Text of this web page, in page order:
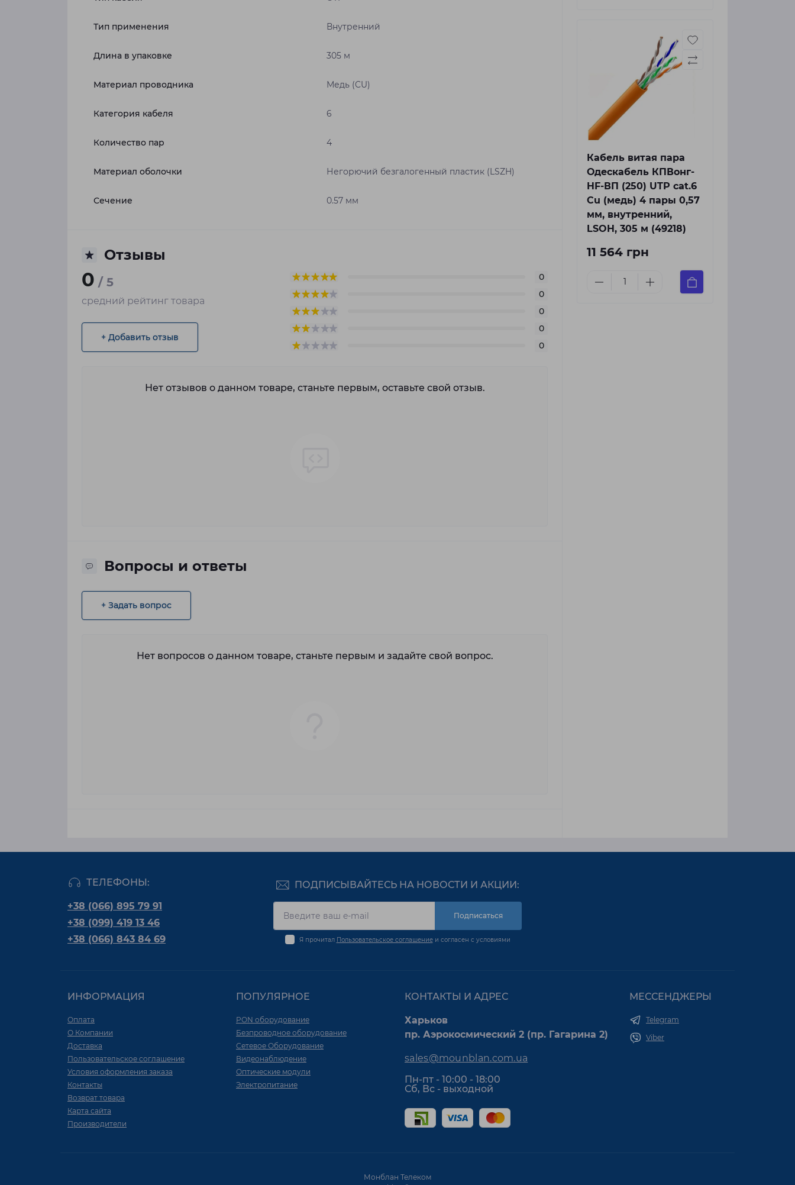
Тип применения Внутренний
Длина в упаковке 305 м
Материал проводника Медь (CU)
Категория кабеля 6
Количество пар 4
Материал оболочки Негорючий безгалогенный пластик (LSZH)
Сечение 0.57 мм
Отзывы
0 / 5
средний рейтинг товара
+ Добавить отзыв
0
0
0
0
0
Нет отзывов о данном товаре, станьте первым, оставьте свой отзыв.
Вопросы и ответы
+ Задать вопрос
Нет вопросов о данном товаре, станьте первым и задайте свой вопрос.
Кабель витая пара
Одескабель КПВонг-
HF-ВП (250) UTP cat.6
Cu (медь) 4 пары 0,57
мм, внутренний,
LSOH, 305 м (49218)
11 564 грн
ТЕЛЕФОНЫ:
+38 (066) 895 79 91
+38 (099) 419 13 46
+38 (066) 843 84 69
ПОДПИСЫВАЙТЕСЬ НА НОВОСТИ И АКЦИИ:
Подписаться
Я прочитал Пользовательское соглашениеи согласен с условиями
ИНФОРМАЦИЯ
Оплата
О Компании
Доставка
Пользовательское соглашение
Условия оформления заказа
Контакты
Возврат товара
Карта сайта
Производители
ПОПУЛЯРНОЕ
PON оборудование
Безпроводное оборудование
Сетевое Оборудование
Видеонаблюдение
Оптические модули
Электропитание
КОНТАКТЫ И АДРЕС
Харьков
пр. Аэрокосмический 2 (пр. Гагарина 2)
sales@mounblan.com.ua
Пн-пт - 10:00 - 18:00
Сб, Вс - выходной
МЕССЕНДЖЕРЫ
Telegram
Viber
Монблан Телеком